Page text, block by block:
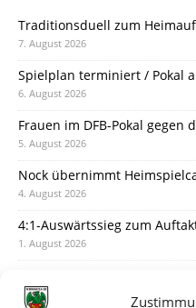
Traditionsduell zum
7. August 2026
Spielplan terminiert / Pokal
6. August 2026
Frauen im DFB-Pokal gegen
5. August 2026
Nock übernimmt
4. August 2026
4:1-Auswärtssieg zum
1. August 2026
31. Juli 2026